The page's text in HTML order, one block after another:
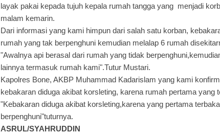
layak pakai kepada tujuh kepala rumah tangga yang menjadi
malam kemarin.
Dari informasi yang kami himpun dari salah satu korban,
rumah yang tak berpenghuni kemudian melalap 6 rumah
"Awalnya api berasal dari rumah yang tidak
lainnya termasuk rumah kami".Tutur Mustari.
Kapolres Bone, AKBP Muhammad Kadarislam yang kami
kebakaran diduga akibat korsleting, karena rumah pertama yang
"Kebakaran diduga akibat korsleting,karena yang pertama
berpenghuni"tuturnya.
ASRUL/SYAHRUDDIN